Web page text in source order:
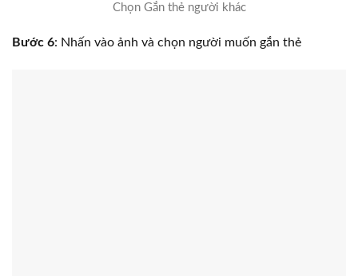
Chọn Gắn thẻ người khác
Bước 6: Nhấn vào ảnh và chọn người muốn gắn thẻ